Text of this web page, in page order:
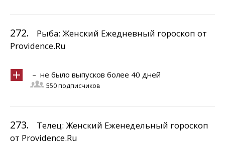
272.
Рыба: Женский Ежедневный гороскоп от
Providence.Ru
– не было выпусков более 40 дней
550 подписчиков
273.
Телец: Женский Еженедельный гороскоп
от Providence.Ru